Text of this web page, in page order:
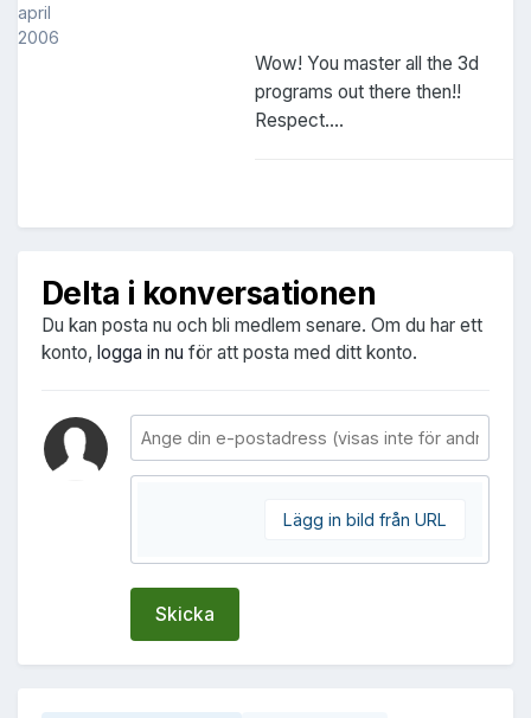
april
2006
Wow! You master all the 3d
programs out there then!!
Respect....
Delta i konversationen
Du kan posta nu och bli medlem senare. Om du har ett
konto, logga in nu för att posta med ditt konto.
Lägg in bild från URL
Skicka